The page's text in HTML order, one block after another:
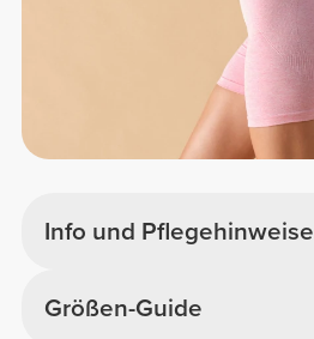
Info und Pflegehinweise
Größen-Guide